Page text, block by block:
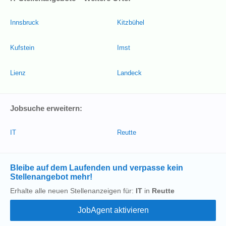
Innsbruck
Kufstein
Lienz
Kitzbühel
Imst
Landeck
Jobsuche erweitern:
IT Reutte
Bleibe auf dem Laufenden und verpasse kein
Stellenangebot mehr!
Erhalte alle neuen Stellenanzeigen für: IT in Reutte